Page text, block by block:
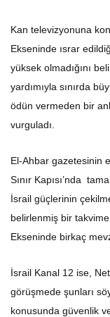
Kan televizyonuna
Ekseninde ısrar
yüksek olmadığını
yardımıyla sınırda
ödün vermeden bir
vurguladı.
El-Ahbar gazetesinin
Sınır Kapısı’nda
İsrail güçlerinin
belirlenmiş bir
Ekseninde birkaç
İsrail Kanal 12 ise,
görüşmede şunları
konusunda güvenlik